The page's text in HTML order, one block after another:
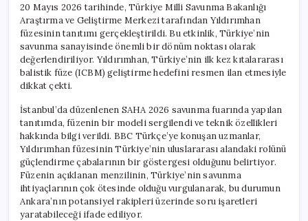
Duyurdu
için
20 Mayıs 2026 tarihinde, Türkiye Milli Savunma Bakanlığı
Araştırma ve Geliştirme Merkezi tarafından Yıldırımhan
füzesinin tanıtımı gerçekleştirildi. Bu etkinlik, Türkiye’nin
savunma sanayisinde önemli bir dönüm noktası olarak
değerlendiriliyor. Yıldırımhan, Türkiye’nin ilk kez kıtalararası
balistik füze (ICBM) geliştirme hedefini resmen ilan etmesiyle
dikkat çekti.
İstanbul’da düzenlenen SAHA 2026 savunma fuarında yapılan
tanıtımda, füzenin bir modeli sergilendi ve teknik özellikleri
hakkında bilgi verildi. BBC Türkçe’ye konuşan uzmanlar,
Yıldırımhan füzesinin Türkiye’nin uluslararası alandaki rolünü
güçlendirme çabalarının bir göstergesi olduğunu belirtiyor.
Füzenin açıklanan menzilinin, Türkiye’nin savunma
ihtiyaçlarının çok ötesinde olduğu vurgulanarak, bu durumun
Ankara’nın potansiyel rakipleri üzerinde soru işaretleri
yaratabileceği ifade ediliyor.